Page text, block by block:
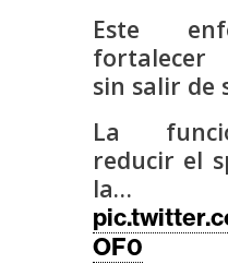
Este
fortalecer
sin salir de
La
reducir el
la…
OF0